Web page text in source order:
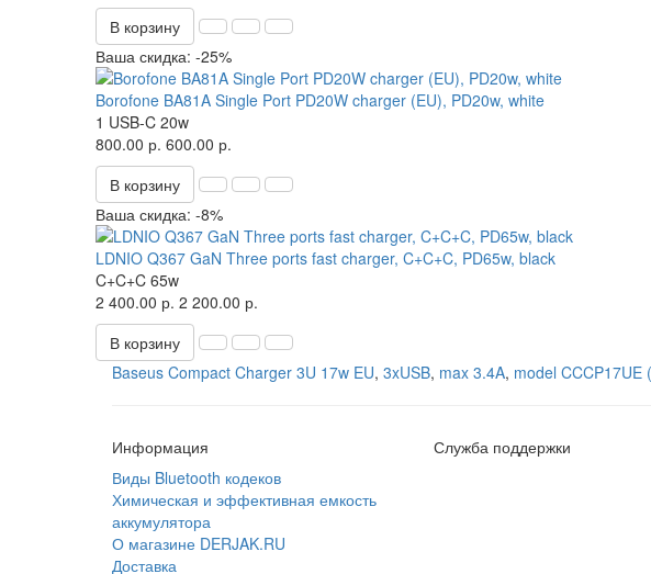
В корзину
Ваша скидка: -25%
Borofone BA81A Single Port PD20W charger (EU), PD20w, white
1 USB-C 20w
800.00 р. 600.00 р.
В корзину
Ваша скидка: -8%
LDNIO Q367 GaN Three ports fast charger, C+C+C, PD65w, black
C+C+C 65w
2 400.00 р. 2 200.00 р.
В корзину
Baseus Compact Charger 3U 17w EU, 3xUSB, max 3.4A, model CCCP17UE
Информация
Виды Bluetooth кодеков
Химическая и эффективная емкость
аккумулятора
О магазине DERJAK.RU
Доставка
Служба поддержки